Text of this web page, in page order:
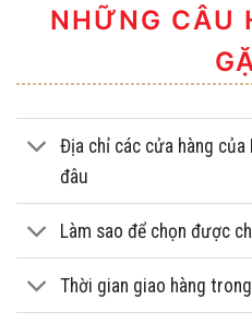
NHỮNG CÂU
Địa chỉ các cửa hàng của
đâu
Làm sao để chọn được
Thời gian giao hàng